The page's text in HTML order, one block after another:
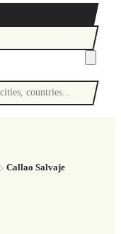
Callao Salvaje